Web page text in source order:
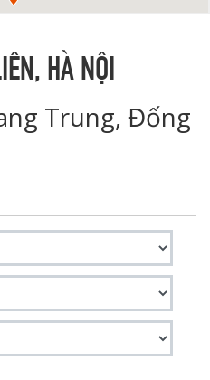
HÀ NỘI
Trung, Đống